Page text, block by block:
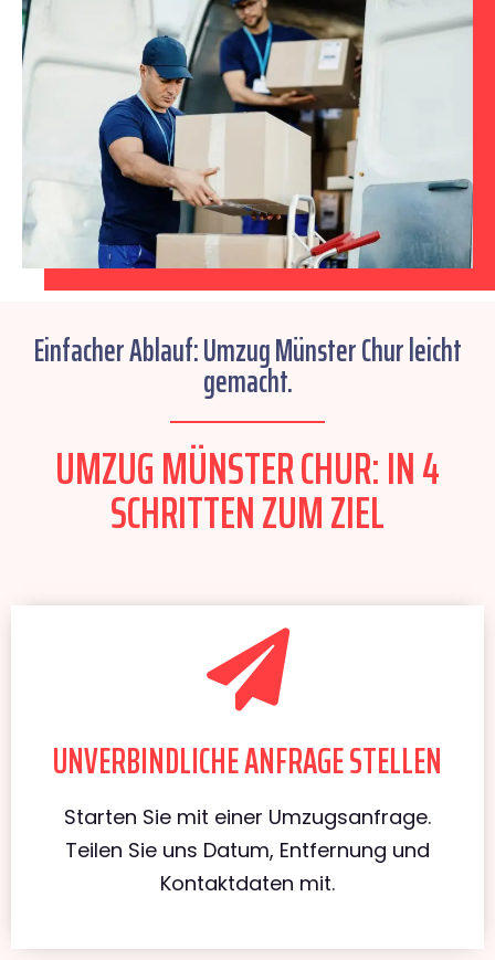
Einfacher Ablauf: Umzug Münster Chur leicht
gemacht.
UMZUG MÜNSTER CHUR: IN 4
SCHRITTEN ZUM ZIEL
UNVERBINDLICHE ANFRAGE STELLEN
Starten Sie mit einer Umzugsanfrage.
Teilen Sie uns Datum, Entfernung und
Kontaktdaten mit.